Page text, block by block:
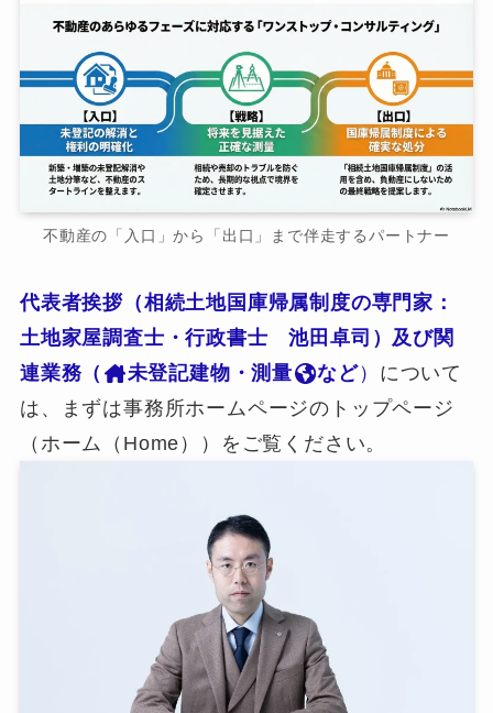
不動産の「入口」から「出口」まで伴走するパートナー
代表者挨拶（相続土地国庫帰属制度の専門家：
土地家屋調査士・行政書士 池田卓司）及び関
連業務（
未登記建物・測量 など） について
は、まずは事務所ホームページのトップページ
（ホーム（Home））をご覧ください。